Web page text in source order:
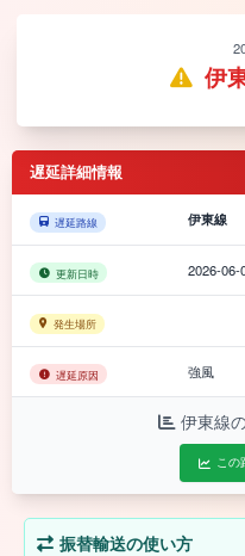
伊
遅延詳細情報
遅延路線 伊東線
更新日時 2026-06-
発生場所
遅延原因 強風
伊東線
この
振替輸送の使い方